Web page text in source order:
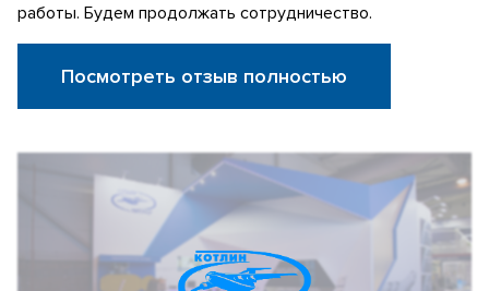
работы. Будем продолжать сотрудничество.
Посмотреть отзыв полностью